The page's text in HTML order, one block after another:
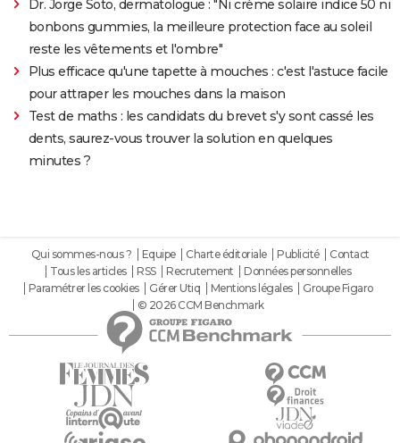
Dr. Jorge Soto, dermatologue : "Ni crème solaire indice 50 ni
bonbons gummies, la meilleure protection face au soleil
reste les vêtements et l'ombre"
Plus efficace qu'une tapette à mouches : c'est l'astuce facile
pour attraper les mouches dans la maison
Test de maths : les candidats du brevet s'y sont cassé les
dents, saurez-vous trouver la solution en quelques
minutes ?
Qui sommes-nous ? Equipe Charte éditoriale Publicité
Contact
Tous les articles
RSS Recrutement
Données personnelles
Paramétrer les cookies
Gérer Utiq Mentions légales
Groupe Figaro
© 2026 CCM Benchmark